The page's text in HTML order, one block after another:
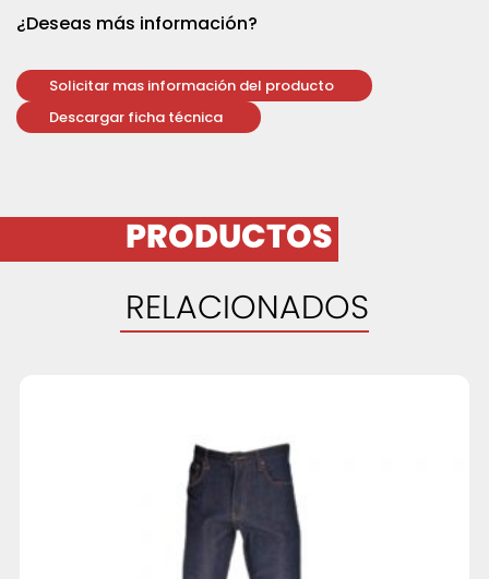
¿Deseas más información?
Solicitar mas información del producto
Descargar ficha técnica
PRODUCTOS
RELACIONADOS